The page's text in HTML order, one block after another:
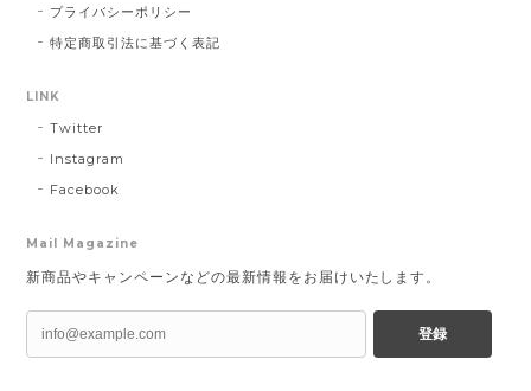
プライバシーポリシー
特定商取引法に基づく表記
LINK
Twitter
Instagram
Facebook
Mail Magazine
新商品やキャンペーンなどの最新情報をお届けいたします。
登録